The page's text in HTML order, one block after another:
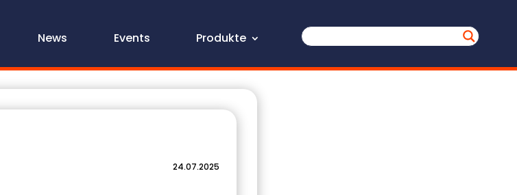
News Events Produkte
24.07.2025